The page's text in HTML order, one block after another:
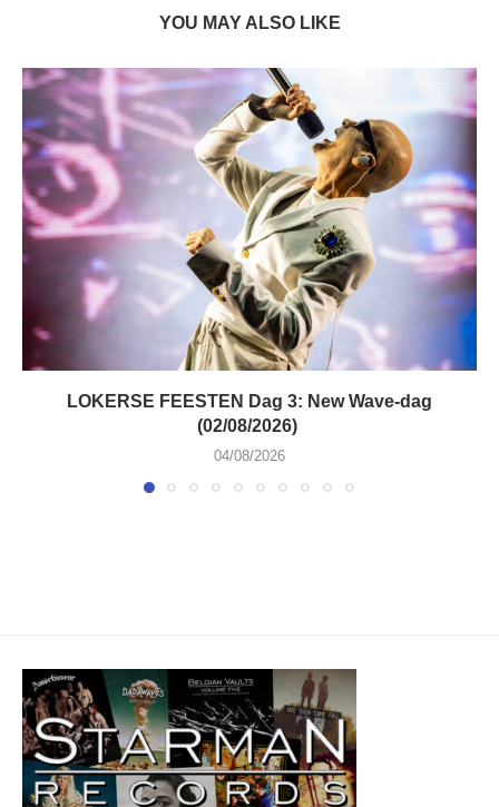
YOU MAY ALSO LIKE
LOKERSE FEESTEN Dag 3: New Wave-dag
(02/08/2026)
04/08/2026